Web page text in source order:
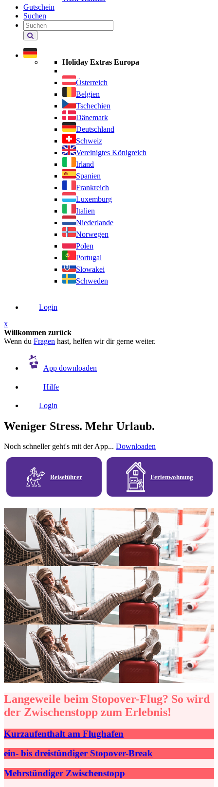
Gutschein
Suchen
Holiday
Extras
durchsuchen
Holiday Extras Europa
Österreich
Belgien
Tschechien
Dänemark
Deutschland
Schweiz
Vereinigtes Königreich
Irland
Spanien
Frankreich
Luxemburg
Italien
Niederlande
Norwegen
Polen
Portugal
Slowakei
Schweden
Login
x
Willkommen zurück
Wenn du Fragen hast, helfen wir dir gerne weiter.
App downloaden
Hilfe
Login
Weniger Stress. Mehr Urlaub.
Noch schneller geht's mit der App... Downloaden
Reiseführer Ferienwohnung
Langeweile beim Stopover-Flug? So wird
der Zwischenstopp zum Erlebnis!
Kurzaufenthalt am Flughafen
ein- bis dreistündiger Stopover-Break
Mehrstündiger Zwischenstopp